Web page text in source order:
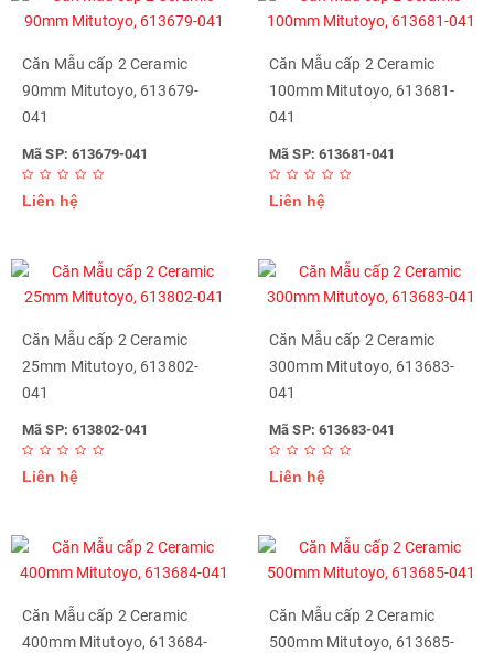
Căn Mẫu cấp 2 Ceramic
90mm Mitutoyo, 613679-
041
Mã SP: 613679-041
Liên hệ
Căn Mẫu cấp 2 Ceramic
100mm Mitutoyo, 613681-
041
Mã SP: 613681-041
Liên hệ
Căn Mẫu cấp 2 Ceramic
25mm Mitutoyo, 613802-
041
Mã SP: 613802-041
Liên hệ
Căn Mẫu cấp 2 Ceramic
300mm Mitutoyo, 613683-
041
Mã SP: 613683-041
Liên hệ
Căn Mẫu cấp 2 Ceramic
400mm Mitutoyo, 613684-
Căn Mẫu cấp 2 Ceramic
500mm Mitutoyo, 613685-